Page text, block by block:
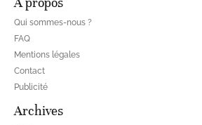
Qui sommes-nous ?
FAQ
Mentions légales
Contact
Publicité
Archives